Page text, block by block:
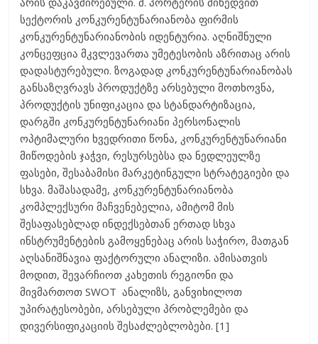
სექტორის კონკურენტუნარიანობა ფირმის
კონკურენტუნარიანობის იდენტურია. აღნიშნული
კონცეფცია მკვლევართა უმეტესობის აზრითაც არის
დადასტურებული. ზოგადად კონკურენტუნარიანობას
განსაზღვრავს პროდუქტზე არსებული მოთხოვნა,
პროდუქტის უნიფიკაცია და სტანდარტიზაცია,
დარგში კონკურენტუნარიანი პერსონალის
ოპტიმალური ხვედრითი წონა, კონკურენტუნარიანი
მიწოდების ჯაჭვი, რესურსებსა და ნედლეულზე
ფასები, შესაბამისი მარკეტინგული სტრატეგიები და
სხვა. მაშასადამე, კონკურენტუნარიანობა
კომპლექსური მაჩვენებელია, ამიტომ მის
შესაფასებლად ინდექსებთან ერთად სხვა
ინსტრუმენტების გამოყენებაც არის საჭირო, მათგან
აღსანიშნავია ფაქტორული ანალიზი. ამისათვის
მოდით, შევარჩიოთ კახეთის რეგიონი და
მივმართოთ SWOT ანალიზს, განვიხილოთ
უპირატესობები, არსებული პრობლემები და
დივერსიფიკაციის შესაძლებლობები. [1]